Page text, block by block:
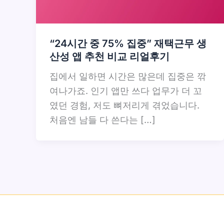
“24시간 중 75% 집중” 재택근무 생
산성 앱 추천 비교 리얼후기
집에서 일하면 시간은 많은데 집중은 깎
여나가죠. 인기 앱만 쓰다 업무가 더 꼬
였던 경험, 저도 뼈저리게 겪었습니다.
처음엔 남들 다 쓴다는 […]